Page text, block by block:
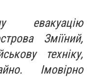
евакуацію
Зміїний,
техніку,
Імовірно